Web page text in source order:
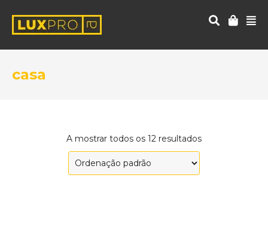
casa
A mostrar todos os 12 resultados